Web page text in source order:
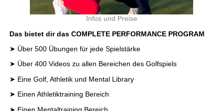
Infos und Preise
Das bietet dir das COMPLETE PERFORMANCE PROGRAM
➤ Über 500 Übungen für jede Spielstärke
➤ Über 400 Videos zu allen Bereichen des Golfspiels
➤ Eine Golf, Athletik und Mental Library
➤ Einen Athletiktraining Bereich
➤ Einen Mentaltraining Bereich